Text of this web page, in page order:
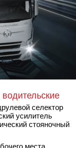
селектор
усилитель
стояночный
места